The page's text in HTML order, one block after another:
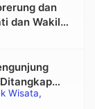
dan
dan Wakil
Wisata